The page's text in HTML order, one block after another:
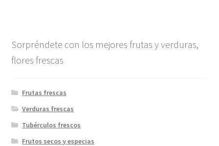
Sorpréndete con los mejores frutas y verduras,
flores frescas
Frutas frescas
Verduras frescas
Tubérculos frescos
Frutos secos y especias